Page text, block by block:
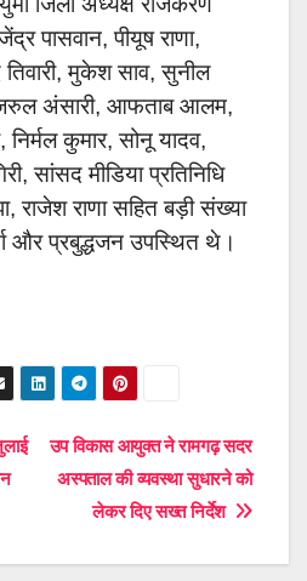
पासवान, पीयूष राणा,
मुकेश साव, सुनील
अंसारी, आफताब आलम,
निर्मल कुमार, सोनू यादव,
सांसद मीडिया प्रतिनिधि
राजेश राणा सहित बड़ी संख्या
और प्रबुद्धजन उपस्थित थे।
उप विकास आयुक्त ने रामगढ़ सदर
अस्पताल की व्यवस्था सुधारने को
लेकर दिए सख्त निर्देश